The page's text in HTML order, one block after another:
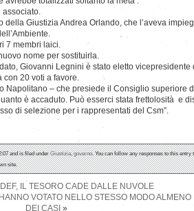
associato.
della Giustizia Andrea Orlando, che l’aveva
7 membri laici.
nome per sostituirla.
Giovanni Legnini è stato eletto vicepresidente
con 20 voti a favore.
Napolitano – che presiede il Consiglio superiore
è accaduto. Può esserci stata frettolosità e
di selezione per i rappresentati del Csm”.
and is filed underGiustizia,governo. You can follow any responses to this entry
site.
IL TESORO CADE DALLE NUVOLE
VOTATO NELLO STESSO MODO ALMENO
DEI CASI »